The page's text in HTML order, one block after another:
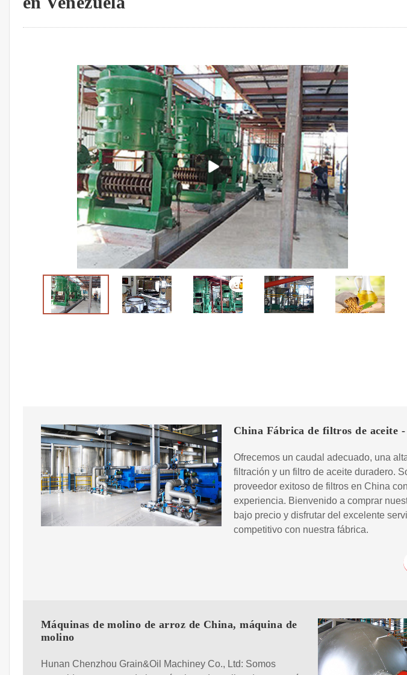
China Fábrica de filtros de aceite
Ofrecemos un caudal adecuado, una
filtración y un filtro de aceite duradero.
proveedor exitoso de filtros en China
experiencia. Bienvenido a comprar
bajo precio y disfrutar del excelente
competitivo con nuestra fábrica.
Máquinas de molino de arroz de China, máquina de
molino
Hunan Chenzhou Grain&Oil Machiney Co., Ltd: Somos